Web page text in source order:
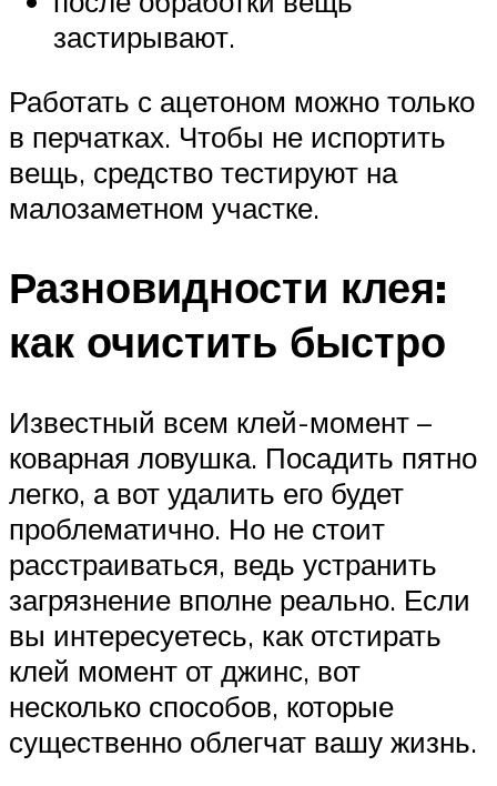
застирывают.
Работать с ацетоном можно только
в перчатках. Чтобы не испортить
вещь, средство тестируют на
малозаметном участке.
Разновидности клея:
как очистить быстро
Известный всем клей-момент –
коварная ловушка. Посадить пятно
легко, а вот удалить его будет
проблематично. Но не стоит
расстраиваться, ведь устранить
загрязнение вполне реально. Если
вы интересуетесь, как отстирать
клей момент от джинс, вот
несколько способов, которые
существенно облегчат вашу жизнь.